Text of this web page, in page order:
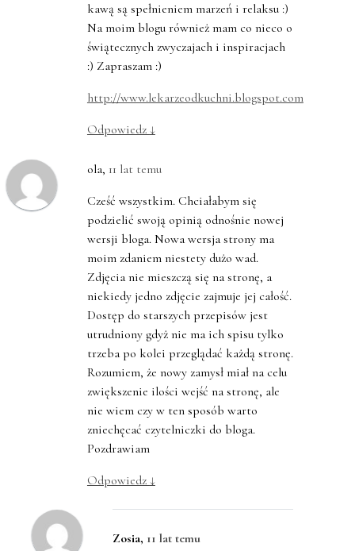
kawą są spełnieniem marzeń i relaksu :)
Na moim blogu również mam co nieco o
świątecznych zwyczajach i inspiracjach
:) Zapraszam :)
http://www.lekarzeodkuchni.blogspot.com
Odpowiedz ↓
ola, 11 lat temu
Cześć wszystkim. Chciałabym się
podzielić swoją opinią odnośnie nowej
wersji bloga. Nowa wersja strony ma
moim zdaniem niestety dużo wad.
Zdjęcia nie mieszczą się na stronę, a
niekiedy jedno zdjęcie zajmuje jej całość.
Dostęp do starszych przepisów jest
utrudniony gdyż nie ma ich spisu tylko
trzeba po kolei przeglądać każdą stronę.
Rozumiem, że nowy zamysł miał na celu
zwiększenie ilości wejść na stronę, ale
nie wiem czy w ten sposób warto
zniechęcać czytelniczki do bloga.
Pozdrawiam
Odpowiedz ↓
Zosia, 11 lat temu